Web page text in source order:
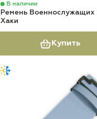
В наличии
Ремень Военнослужащих
Хаки
Купить